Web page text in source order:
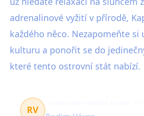
adrenalinové vyžití v přírodě,
každého něco. Nezapomeňte
kulturu a ponořit se do
které tento ostrovní stát nabízí.
RV